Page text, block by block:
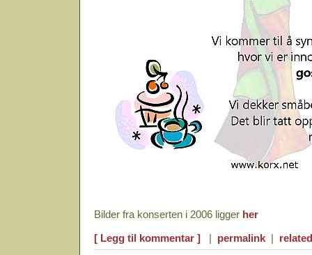
Bilder fra konserten i 2006 ligger her
[ Legg til kommentar ] | permalink |